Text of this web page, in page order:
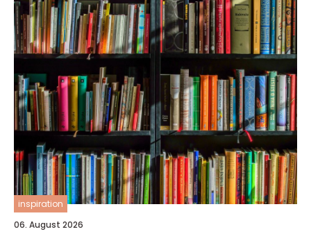
inspiration
06. August 2026